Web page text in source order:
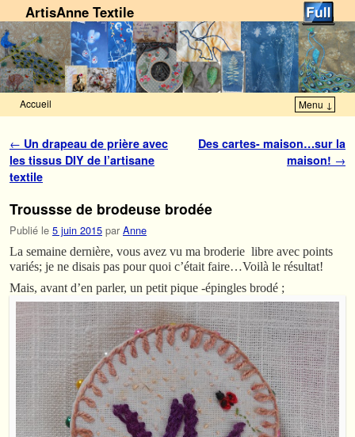
ArtisAnne Textile
Accueil Menu ↓
Navigation des articles
← Un drapeau de prière avec
les tissus DIY de l’artisane
textile
Des cartes- maison…sur la
maison! →
Troussse de brodeuse brodée
Publié le 5 juin 2015 par Anne
La semaine dernière, vous avez vu ma broderie libre avec points
variés; je ne disais pas pour quoi c’était faire…Voilà le résultat!
Mais, avant d’en parler, un petit pique -épingles brodé ;